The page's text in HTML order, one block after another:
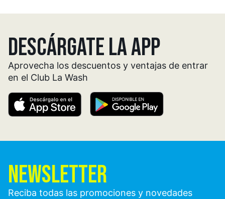
DESCÁRGATE LA APP
Aprovecha los descuentos y ventajas de entrar
en el Club La Wash
NEWSLETTER
Reciba todas las promociones y novedades